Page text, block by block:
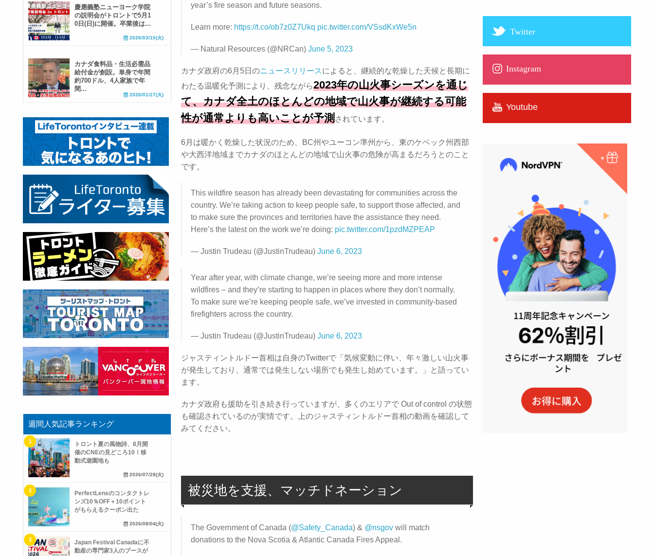
year’s fire season and future seasons.
Learn more: https://t.co/ob7z0Z7Ukq pic.twitter.com/VSsdKxWe5n
— Natural Resources (@NRCan) June 5, 2023
カナダ政府の6月5日のニュースリリースによると、継続的な乾燥した天候と長期に
わたる温暖化予測により、残念ながら2023年の山火事シーズンを通じ
て、カナダ全土のほとんどの地域で山火事が継続する可能
性が通常よりも高いことが予測されています。
6月は暖かく乾燥した状況のため、BC州やユーコン準州から、東のケベック州西部
や大西洋地域までカナダのほとんどの地域で山火事の危険が高まるだろうとのこと
です。
This wildfire season has already been devastating for communities across the
country. We’re taking action to keep people safe, to support those affected, and
to make sure the provinces and territories have the assistance they need.
Here’s the latest on the work we’re doing: pic.twitter.com/1pzdMZPEAP
— Justin Trudeau (@JustinTrudeau) June 6, 2023
Year after year, with climate change, we’re seeing more and more intense
wildfires – and they’re starting to happen in places where they don’t normally.
To make sure we’re keeping people safe, we’ve invested in community-based
firefighters across the country.
— Justin Trudeau (@JustinTrudeau) June 6, 2023
ジャスティントルドー首相は自身のTwitterで「気候変動に伴い、年々激しい山火事
が発生しており、通常では発生しない場所でも発生し始めています。」と語ってい
ます。
カナダ政府も援助を引き続き行っていますが、多くのエリアで Out of control の状態
も確認されているのが実情です。上のジャスティントルドー首相の動画を確認して
みてください。
被災地を支援、マッチドネーション
The Government of Canada (@Safety_Canada) & @nsgov will match
donations to the Nova Scotia & Atlantic Canada Fires Appeal.
慶應義塾ニューヨーク学院
の説明会がトロントで5月1
0日(日)に開催。卒業後は...
2026/03/10(火)
カナダ食料品・生活必需品
給付金が創設。単身で年間
約700ドル、4人家族で年
間...
2026/01/27(火)
週間人気記事ランキング
トロント夏の風物詩、8月開
催のCNEの見どころ10！移
動式遊園地も
2026/07/28(火)
PerfectLensのコンタクトレ
ンズ10％OFF＋10ポイント
がもらえるクーポン出た
2026/08/04(火)
Japan Festival Canadaに不
動産の専門家3人のブースが
Twitter
Instagram
Youtube